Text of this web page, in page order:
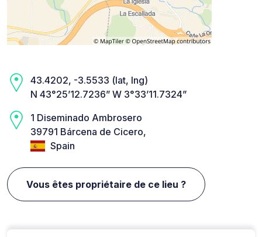
43.4202, -3.5533 (lat, lng)
N 43°25’12.7236” W 3°33’11.7324”
1 Diseminado Ambrosero
39791 Bárcena de Cicero,
Spain
Vous êtes propriétaire de ce lieu ?